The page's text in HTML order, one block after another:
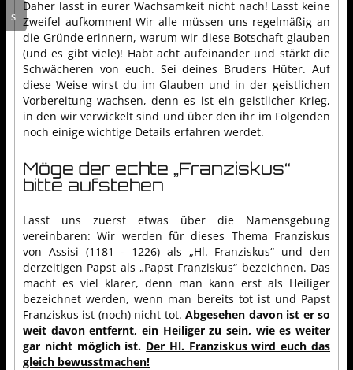
Daher lasst in eurer Wachsamkeit nicht nach! Lasst keine
Zweifel aufkommen! Wir alle müssen uns regelmäßig an
die Gründe erinnern, warum wir diese Botschaft glauben
(und es gibt viele)! Habt acht aufeinander und stärkt die
Schwächeren von euch. Sei deines Bruders Hüter. Auf
diese Weise wirst du im Glauben und in der geistlichen
Vorbereitung wachsen, denn es ist ein geistlicher Krieg,
in den wir verwickelt sind und über den ihr im Folgenden
noch einige wichtige Details erfahren werdet.
Möge der echte „Franziskus“
bitte aufstehen
Lasst uns zuerst etwas über die Namensgebung
vereinbaren: Wir werden für dieses Thema Franziskus
von Assisi (1181 - 1226) als „Hl. Franziskus“ und den
derzeitigen Papst als „Papst Franziskus“ bezeichnen. Das
macht es viel klarer, denn man kann erst als Heiliger
bezeichnet werden, wenn man bereits tot ist und Papst
Franziskus ist (noch) nicht tot.Abgesehen davon ist er so
weit davon entfernt, ein Heiliger zu sein, wie es weiter
gar nicht möglich ist. Der Hl. Franziskus wird euch das
gleich bewusstmachen!